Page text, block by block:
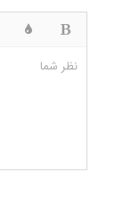
نظر شما